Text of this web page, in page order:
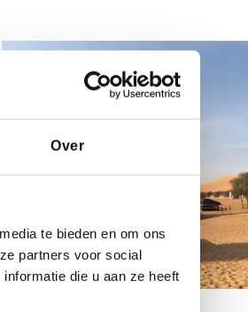
Over
te bieden en om ons
partners voor social
die u aan ze heeft